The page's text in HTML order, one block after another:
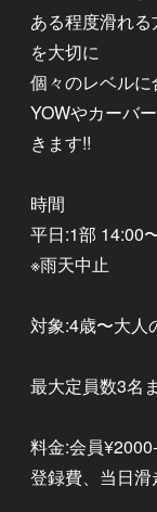
ある程度滑れ
を大切に
個々のレベル
YOWやカーバ
きます!!
時間
平日:1部 14:00
※雨天中止
対象:4歳〜大人
最大定員数3名
料金:会員
登録費、当日滑